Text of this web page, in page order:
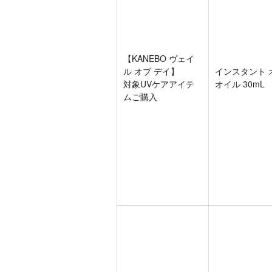
【KANEBO ヴェイ
ル オブ デイ】
対象UVケアアイテ
ムご購入
インスタント
オイル 30mL